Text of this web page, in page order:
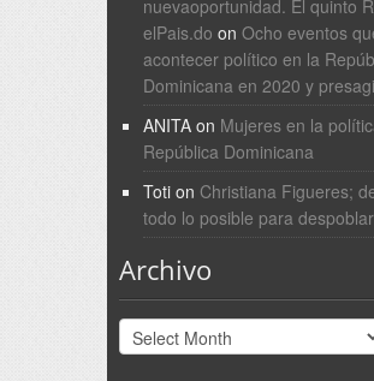
nuevaoportunidad. El quinto
elPais.do on Ocho eventos
acontecer político en la
Dominicana en 2020 y
ANITAon Mujeres en la
República Dominicana
Totion Christiana Figueres;
todo lo posible para
Archivo
Archivo